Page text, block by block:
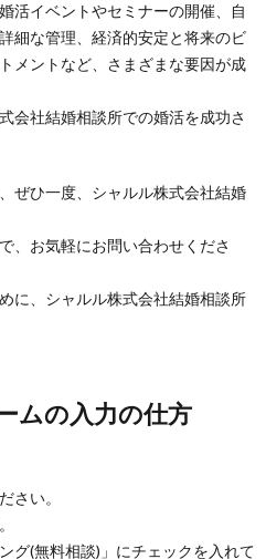
活イベントやセミナーの開催、自
細な管理、経済的安定と将来のビ
メントなど、さまざまな要因が成
会社結婚相談所での婚活を成功さ
ぜひ一度、シャルル株式会社結婚
、お気軽にお問い合わせくださ
に、シャルル株式会社結婚相談所
ムの入力の仕方
さい。
(無料相談)」にチェックを入れて